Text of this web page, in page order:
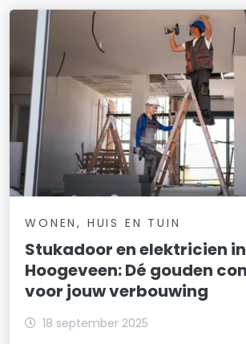
WONEN, HUIS EN TUIN
Stukadoor en elektricien in
Hoogeveen: Dé gouden
voor jouw verbouwing
18 september 2025